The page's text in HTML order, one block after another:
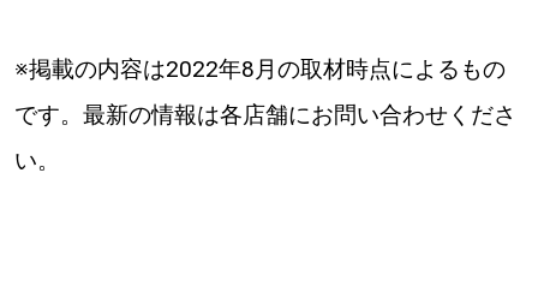
※掲載の内容は2022年8月の取材時点によるもの
です。最新の情報は各店舗にお問い合わせくださ
い。